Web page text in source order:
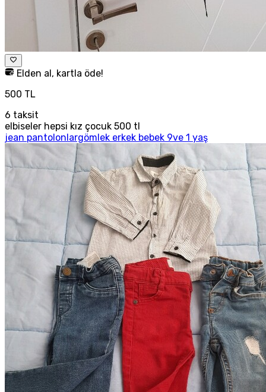
Elden al, kartla öde!
500 TL
6 taksit
elbiseler hepsi kız çocuk 500 tl
jean pantolonlargömlek erkek bebek 9ve 1 yaş